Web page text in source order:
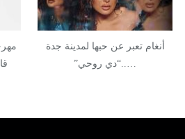
أنغام تعبر عن حبها لمدينة جدة
…..“دي روحي”